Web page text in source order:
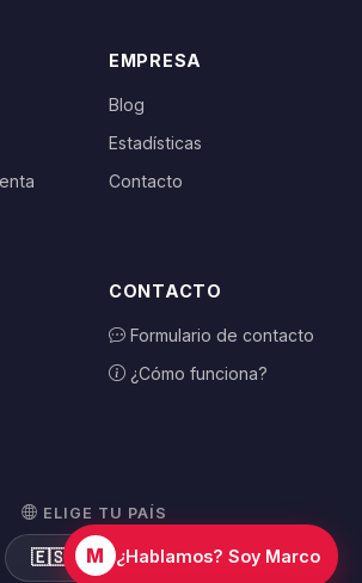
EMPRESA
Blog
Estadísticas
Contacto
CONTACTO
Formulario de contacto
¿Cómo funciona?
ELIGE TU PAÍS
🇪🇸 España
M ¿Hablamos? Soy Marco